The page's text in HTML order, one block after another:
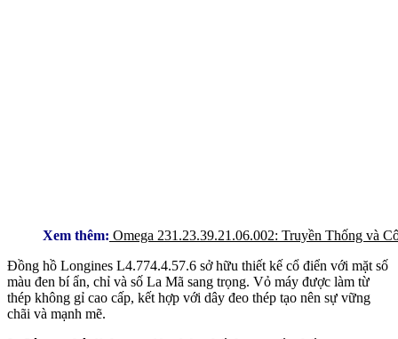
Xem thêm: Omega 231.23.39.21.06.002: Truyền Thống và
Đồng hồ Longines L4.774.4.57.6 sở hữu thiết kế cổ điển với mặt số
màu đen bí ẩn, chỉ và số La Mã sang trọng. Vỏ máy được làm từ
thép không gỉ cao cấp, kết hợp với dây đeo thép tạo nên sự vững
chãi và mạnh mẽ.